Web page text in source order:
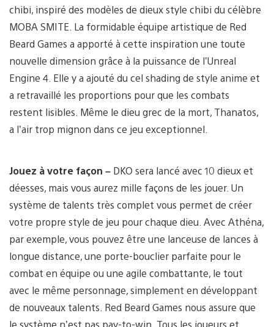
chibi, inspiré des modèles de dieux style chibi du célèbre
MOBA SMITE. La formidable équipe artistique de Red
Beard Games a apporté à cette inspiration une toute
nouvelle dimension grâce à la puissance de l’Unreal
Engine 4. Elle y a ajouté du cel shading de style anime et
a retravaillé les proportions pour que les combats
restent lisibles. Même le dieu grec de la mort, Thanatos,
a l’air trop mignon dans ce jeu exceptionnel.
Jouez à votre façon – DKO sera lancé avec 10 dieux et
déesses, mais vous aurez mille façons de les jouer. Un
système de talents très complet vous permet de créer
votre propre style de jeu pour chaque dieu. Avec Athéna,
par exemple, vous pouvez être une lanceuse de lances à
longue distance, une porte-bouclier parfaite pour le
combat en équipe ou une agile combattante, le tout
avec le même personnage, simplement en développant
de nouveaux talents. Red Beard Games nous assure que